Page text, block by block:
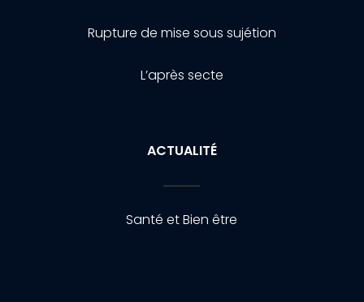
Rupture de mise sous sujétion
L’après secte
ACTUALITÉ
Santé et Bien être